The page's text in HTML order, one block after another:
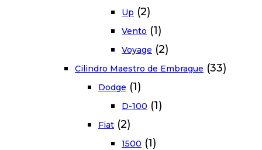
Up (2)
Vento (1)
Voyage (2)
Cilindro Maestro de Embrague (33)
Dodge (1)
D-100 (1)
Fiat (2)
1500 (1)